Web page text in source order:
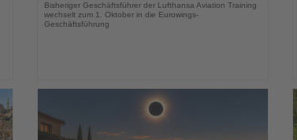
Bisheriger Geschäftsführer der Lufthansa Aviation Training
wechselt zum 1. Oktober in die Eurowings-
Geschäftsführung